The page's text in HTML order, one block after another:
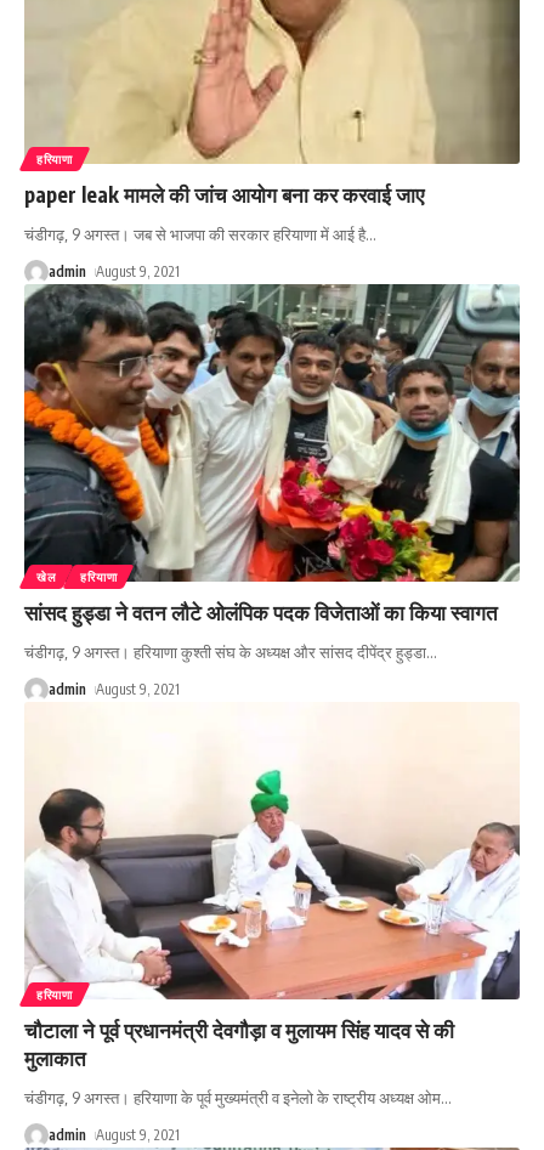
हरियाणा
paper leak मामले की जांच आयोग बना कर करवाई जाए
चंडीगढ़, 9 अगस्त। जब से भाजपा की सरकार हरियाणा में आई है…
admin August 9, 2021
खेल हरियाणा
सांसद हुड्डा ने वतन लौटे ओलंपिक पदक विजेताओं का किया स्वागत
चंडीगढ़, 9 अगस्त। हरियाणा कुश्ती संघ के अध्यक्ष और सांसद दीपेंद्र हुड्डा…
admin August 9, 2021
हरियाणा
चौटाला ने पूर्व प्रधानमंत्री देवगौड़ा व मुलायम सिंह यादव से की
मुलाकात
चंडीगढ़, 9 अगस्त। हरियाणा के पूर्व मुख्यमंत्री व इनेलो के राष्ट्रीय अध्यक्ष ओम…
admin August 9, 2021